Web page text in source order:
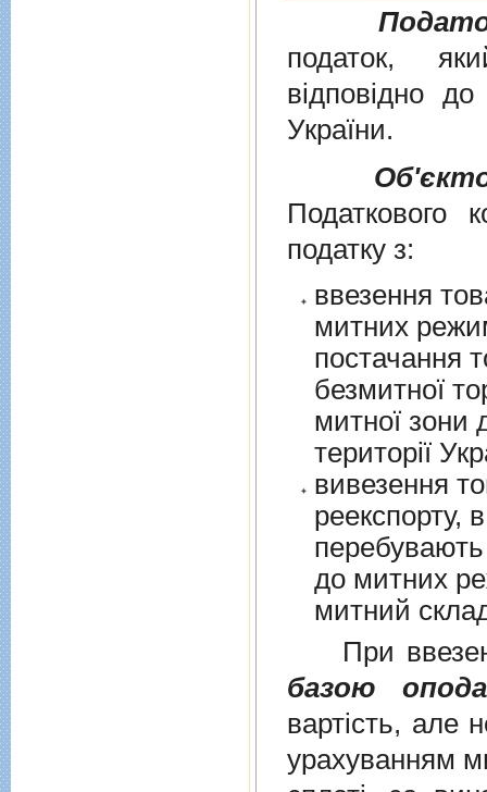
податок,
вiдповiдно
України.
Податкового
податку з:
ввезення
митних
постачання
безмитної
митної зони для їх
території
вивезення
реекспорту,
перебувають у
до митних
митний
При
базою
вартість, але
урахуванням